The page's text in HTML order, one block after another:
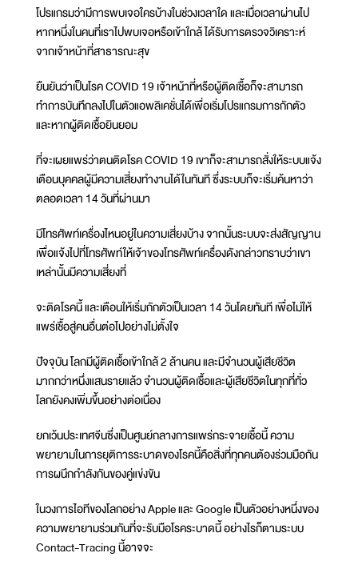
โปรแกรมว่ามีการพบเจอใครบ้างในช่วงเวลาใด และเมื่อเวลาผ่านไป
หากหนึ่งในคนที่เราไปพบเจอหรือเข้าใกล้ ได้รับการตรวจวิเคราะห์
จากเจ้าหน้าที่สาธารณะสุข
ยืนยันว่าเป็นโรค COVID 19 เจ้าหน้าที่หรือผู้ติดเชื้อก็จะสามารถ
ทำการบันทึกลงไปในตัวแอพลิเคชั่นได้เพื่อเริ่มโปรแกรมการกักตัว
และหากผู้ติดเชื้อยินยอม
ที่จะเผยแพร่ว่าตนติดโรค COVID 19 เขาก็จะสามารถสั่งให้ระบบแจ้ง
เตือนบุคคลผู้มีความเสี่ยงทำงานได้ในทันที ซึ่งระบบก็จะเริ่มค้นหาว่า
ตลอดเวลา 14 วันที่ผ่านมา
มีโทรศัพท์เครื่องไหนอยู่ในความเสี่ยงบ้าง จากนั้นระบบจะส่งสัญญาน
เพื่อแจ้งไปที่โทรศัพท์ให้เจ้าของโทรศัพท์เครื่องดังกล่าวทราบว่าเขา
เหล่านั้นมีความเสี่ยงที่
จะติดโรคนี้ และเตือนให้เริ่มกักตัวเป็นเวลา 14 วันโดยทันที เพื่อไม่ให้
แพร่เชื้อสู่คนอื่นต่อไปอย่างไม่ตั้งใจ
ปัจจุบัน โลกมีผู้ติดเชื้อเข้าใกล้ 2 ล้านคน และมีจำนวนผู้เสียชีวิต
มากกว่าหนึ่งแสนรายแล้ว จำนวนผู้ติดเชื้อและผู้เสียชีวิตในทุกที่ทั่ว
โลกยังคงเพิ่มขึ้นอย่างต่อเนื่อง
ยกเว้นประเทศจีนซึ่งเป็นศูนย์กลางการแพร่กระจายเชื้อนี้ ความ
พยายามในการยุติการระบาดของโรคนี้คือสิ่งที่ทุกคนต้องร่วมมือกัน
การผนึกกำลังกันของคู่แข่งขัน
ในวงการไอทีของโลกอย่าง Apple และ Google เป็นตัวอย่างหนึ่งของ
ความพยายามร่วมกันที่จะรับมือโรคระบาดนี้ อย่างไรก็ตามระบบ
Contact-Tracing นี้อาจจะ